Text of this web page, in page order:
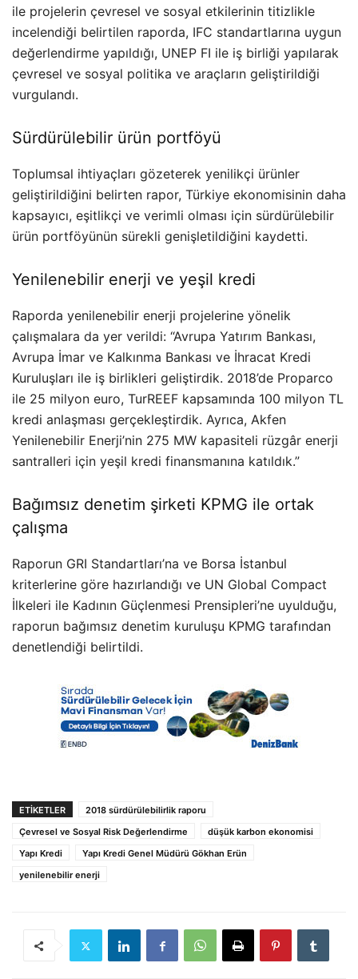
ile projelerin çevresel ve sosyal etkilerinin titizlikle
incelendiği belirtilen raporda, IFC standartlarına uygun
değerlendirme yapıldığı, UNEP FI ile iş birliği yapılarak
çevresel ve sosyal politika ve araçların geliştirildiği
vurgulandı.
Sürdürülebilir ürün portföyü
Toplumsal ihtiyaçları gözeterek yenilikçi ürünler
geliştirildiğini belirten rapor, Türkiye ekonomisinin daha
kapsayıcı, eşitlikçi ve verimli olması için sürdürülebilir
ürün portföyünün sürekli genişletildiğini kaydetti.
Yenilenebilir enerji ve yeşil kredi
Raporda yenilenebilir enerji projelerine yönelik
çalışmalara da yer verildi: “Avrupa Yatırım Bankası,
Avrupa İmar ve Kalkınma Bankası ve İhracat Kredi
Kuruluşları ile iş birlikleri geliştirdik. 2018’de Proparco
ile 25 milyon euro, TurREEF kapsamında 100 milyon TL
kredi anlaşması gerçekleştirdik. Ayrıca, Akfen
Yenilenebilir Enerji’nin 275 MW kapasiteli rüzgâr enerji
santralleri için yeşil kredi finansmanına katıldık.”
Bağımsız denetim şirketi KPMG ile ortak
çalışma
Raporun GRI Standartları’na ve Borsa İstanbul
kriterlerine göre hazırlandığı ve UN Global Compact
İlkeleri ile Kadının Güçlenmesi Prensipleri’ne uyulduğu,
raporun bağımsız denetim kuruluşu KPMG tarafından
denetlendiği belirtildi.
ETIKETLER
2018 sürdürülebilirlik raporu
Çevresel ve Sosyal Risk Değerlendirme
düşük karbon ekonomisi
Yapı Kredi
Yapı Kredi Genel Müdürü Gökhan Erün
yenilenebilir enerji